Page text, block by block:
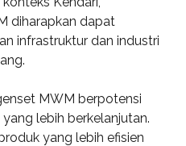
diharapkan dapat
infrastruktur dan industri
MWM berpotensi
lebih berkelanjutan.
yang lebih efisien